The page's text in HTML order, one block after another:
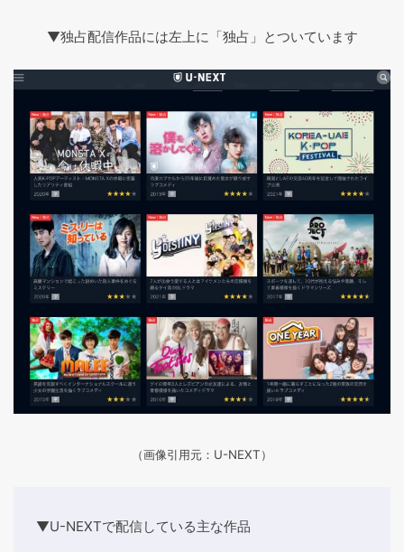
▼独占配信作品には左上に「独占」とついています
（画像引用元：U-NEXT）
▼U-NEXTで配信している主な作品